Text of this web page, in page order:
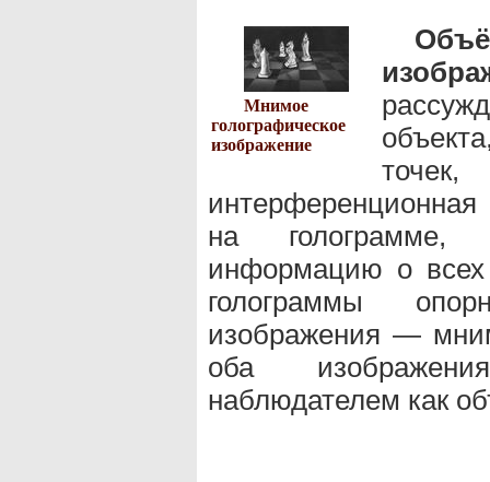
Мнимое
голографическое
изображение
интерференционная
на голограмме,
информацию о всех
голограммы
изображения —
оба
наблюдателем как